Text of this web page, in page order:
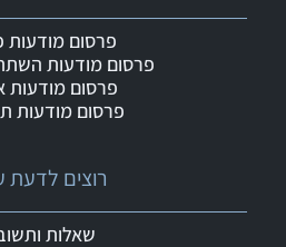
רוצים לדעת
שאלות
פרסום מודעות
פרסום מודעות
פרסום מודעות
פרסום מודעות